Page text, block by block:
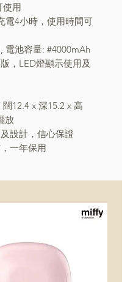
使用
電4小時，使用時間可
電池容量: #4000mAh
，LED燈顯示使用及
12.4 x 深15.2 x 高
放
設計，信心保證
一年保用